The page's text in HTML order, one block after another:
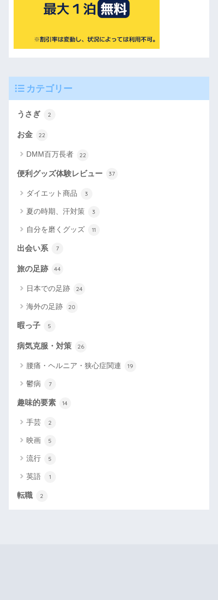
カテゴリー
うさぎ 2
お金 22
DMM百万長者 22
便利グッズ体験レビュー 37
ダイエット商品 3
夏の時期、汗対策 3
自分を磨くグッズ 11
出会い系 7
旅の足跡 44
日本での足跡 24
海外の足跡 20
暇っ子 5
病気克服・対策 26
腰痛・ヘルニア・狭心症関連 19
鬱病 7
趣味的要素 14
手芸 2
映画 5
流行 5
英語 1
転職 2